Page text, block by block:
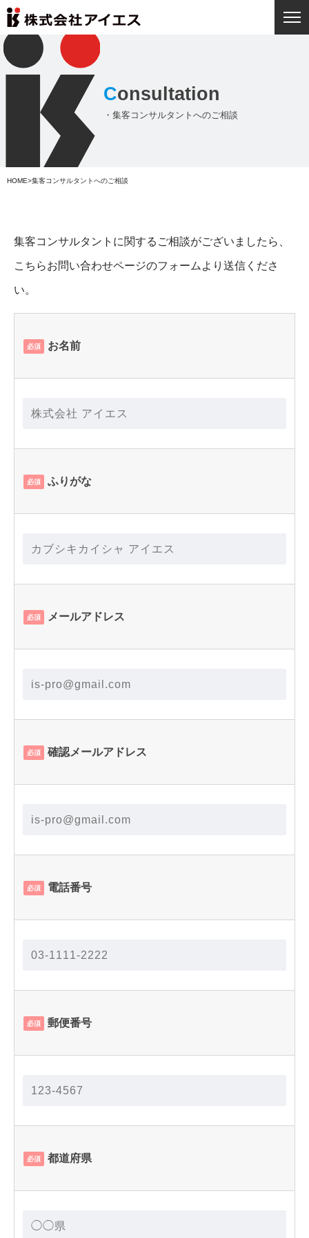
沿革
問い合わせ
Consultation
・集客コンサルタントへのご相談
HOME>集客コンサルタントへのご相談
集客コンサルタントに関するご相談がございましたら、
こちらお問い合わせページのフォームより送信くださ
い。
必須 お名前
必須 ふりがな
必須 メールアドレス
必須 確認メールアドレス
必須 電話番号
必須 郵便番号
必須 都道府県